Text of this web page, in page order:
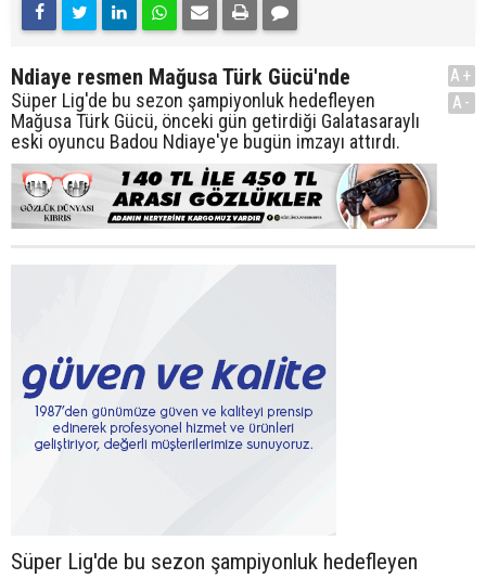
Ndiaye resmen Mağusa Türk Gücü'nde
Süper Lig'de bu sezon şampiyonluk hedefleyen
Mağusa Türk Gücü, önceki gün getirdiği Galatasaraylı
eski oyuncu Badou Ndiaye'ye bugün imzayı attırdı.
A+
A-
Süper Lig'de bu sezon şampiyonluk hedefleyen